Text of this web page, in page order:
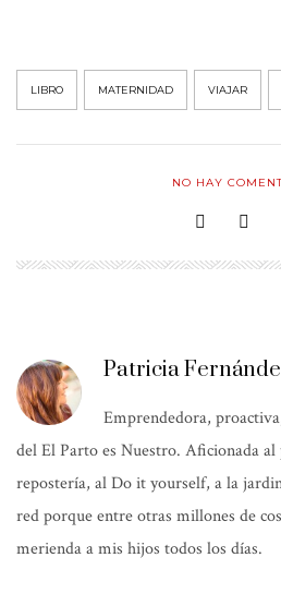
LIBRO MATERNIDAD VIAJAR
NO HAY
Patricia
Emprendedora,
del El Parto es Nuestro. Aficionada
repostería, al Do it yourself, a la
red porque entre otras millones de
merienda a mis hijos todos los días.